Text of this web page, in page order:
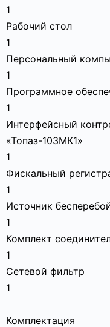
1
Рабочий стол
1
Персональный
1
Программное
1
Интерфейсный
«Топаз-103МК1»
1
Фискальный
1
Источник
1
Комплект
1
Сетевой фильтр
1
Комплектация